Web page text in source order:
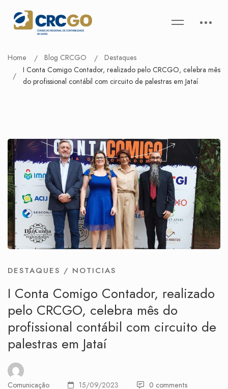
Home Blog CRCGO
Destaques
I Conta Comigo Contador, realizado pelo CRCGO, celebra mês
do profissional contábil com circuito de palestras em Jataí
DESTAQUES / NOTICIAS
I Conta Comigo Contador, realizado
pelo CRCGO, celebra mês do
profissional contábil com circuito de
palestras em Jataí
Comunicação 15/09/2023 0 comments